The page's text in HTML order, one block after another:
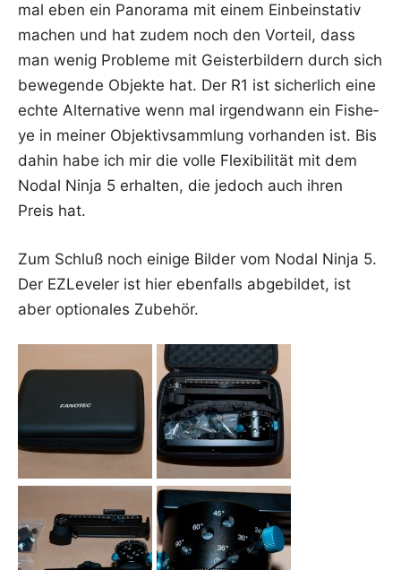
mal eben ein Pan­ora­ma mit einem Ein­bein­sta­tiv
machen und hat zudem noch den Vor­teil, dass
man wenig Pro­ble­me mit Geis­ter­bil­dern durch sich
bewe­gen­de Objek­te hat. Der R1 ist sicher­lich eine
ech­te Alter­na­ti­ve wenn mal irgend­wann ein Fishe­
ye in mei­ner Objek­tiv­samm­lung vor­han­den ist. Bis
dahin habe ich mir die vol­le Fle­xi­bi­li­tät mit dem
Nodal Nin­ja 5 erhal­ten, die jedoch auch ihren
Preis hat.
Zum Schluß noch eini­ge Bil­der vom Nodal Nin­ja 5.
Der EZLe­ve­ler ist hier eben­falls abge­bil­det, ist
aber optio­na­les Zubehör.